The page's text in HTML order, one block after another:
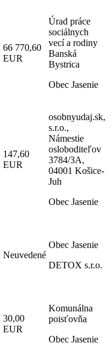
66 770,60
EUR
Úrad práce
sociálnych
vecí a rodiny
Banská
Bystrica
Obec Jasenie
147,60
EUR
osobnyudaj.sk,
s.r.o.,
Námestie
osloboditeľov
3784/3A,
04001 Košice-
Juh
Obec Jasenie
Neuvedené
Obec Jasenie
DETOX s.r.o.
30,00
EUR
Komunálna
poisťovňa
Obec Jasenie